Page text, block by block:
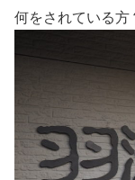
何をされている方